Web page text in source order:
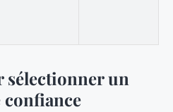
sélectionner un